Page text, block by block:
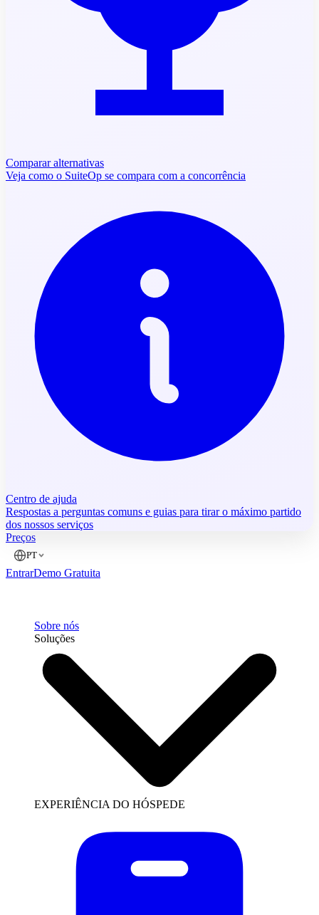
Comparar alternativas
Veja como o SuiteOp se compara com a concorrência
Centro de ajuda
Respostas a perguntas comuns e guias para tirar o máximo partido
dos nossos serviços
Preços
PT
EntrarDemo Gratuita
Sobre nós
Soluções
EXPERIÊNCIA DO HÓSPEDE